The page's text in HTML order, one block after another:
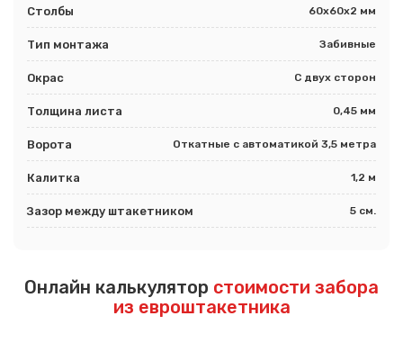
Столбы 60х60х2 мм
Тип монтажа Забивные
Окрас С двух сторон
Толщина листа 0,45 мм
Ворота Откатные с автоматикой 3,5 метра
Калитка 1,2 м
Зазор между штакетником 5 см.
Онлайн калькулятор стоимости забора
из евроштакетника